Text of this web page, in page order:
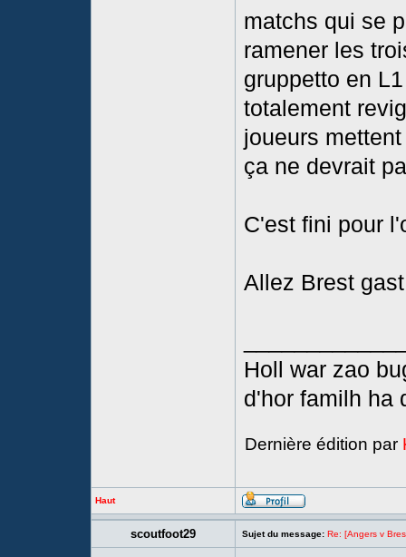
matchs qui se
ramener les
gruppetto en
totalement
joueurs
ça ne devrait
C'est fini pour
Allez Brest
Holl war zao
d'hor familh ha
Dernière édition par
Haut
scoutfoot29 Sujet du message: Re: [Angers v